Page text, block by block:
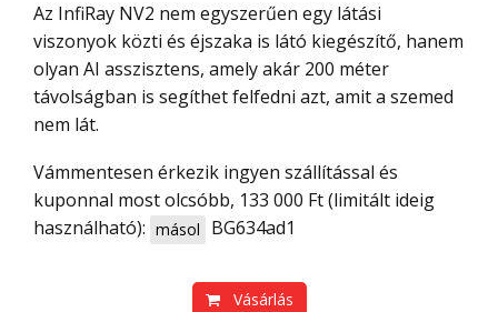
Az InfiRay NV2 nem egyszerűen egy látási
viszonyok közti és éjszaka is látó kiegészítő, hanem
olyan AI asszisztens, amely akár 200 méter
távolságban is segíthet felfedni azt, amit a szemed
nem lát.
Vámmentesen érkezik ingyen szállítással és
kuponnal most olcsóbb, 133 000 Ft (limitált ideig
használható): másol BG634ad1
Vásárlás